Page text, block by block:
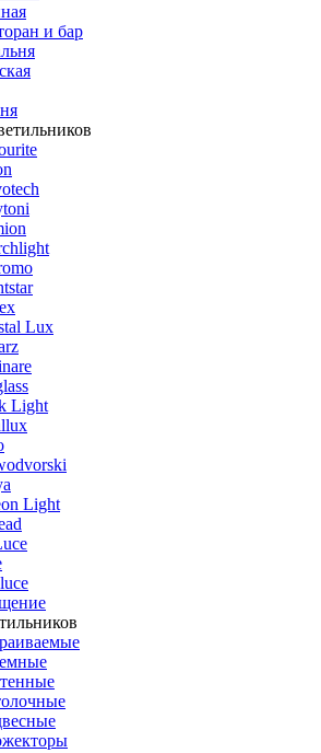
и бар
Lux
Light
Light